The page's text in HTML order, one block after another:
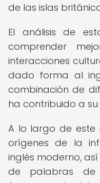
de las islas
El análisis de
comprender
interacciones
dado forma al
combinación de
ha contribuido a
A lo largo de este
orígenes de la
inglés moderno,
de palabras de